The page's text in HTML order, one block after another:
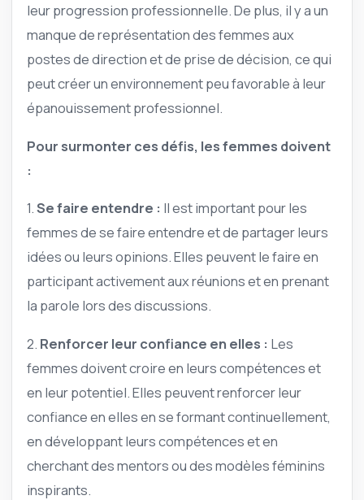
leur progression professionnelle. De plus, il y a un
manque de représentation des femmes aux
postes de direction et de prise de décision, ce qui
peut créer un environnement peu favorable à leur
épanouissement professionnel.
Pour surmonter ces défis, les femmes doivent
:
1.Se faire entendre : Il est important pour les
femmes de se faire entendre et de partager leurs
idées ou leurs opinions. Elles peuvent le faire en
participant activement aux réunions et en prenant
la parole lors des discussions.
2. Renforcer leur confiance en elles : Les
femmes doivent croire en leurs compétences et
en leur potentiel. Elles peuvent renforcer leur
confiance en elles en se formant continuellement,
en développant leurs compétences et en
cherchant des mentors ou des modèles féminins
inspirants.